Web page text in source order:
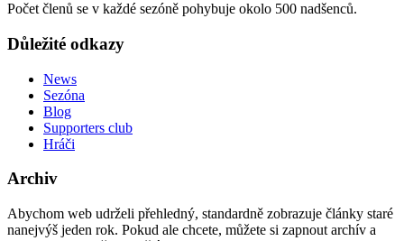
Počet členů se v každé sezóně pohybuje okolo 500 nadšenců.
Důležité odkazy
News
Sezóna
Blog
Supporters club
Hráči
Archiv
Abychom web udrželi přehledný, standardně zobrazuje články staré
nanejvýš jeden rok. Pokud ale chcete, můžete si zapnout archív a